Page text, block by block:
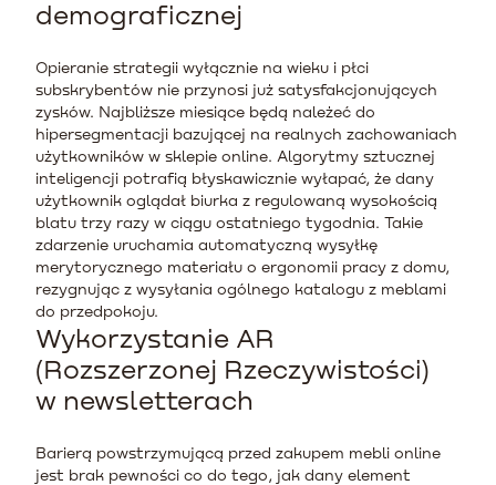
demograficznej
Opieranie strategii wyłącznie na wieku i płci
subskrybentów nie przynosi już satysfakcjonujących
zysków. Najbliższe miesiące będą należeć do
hipersegmentacji bazującej na realnych zachowaniach
użytkowników w sklepie online. Algorytmy sztucznej
inteligencji potrafią błyskawicznie wyłapać, że dany
użytkownik oglądał biurka z regulowaną wysokością
blatu trzy razy w ciągu ostatniego tygodnia. Takie
zdarzenie uruchamia automatyczną wysyłkę
merytorycznego materiału o ergonomii pracy z domu,
rezygnując z wysyłania ogólnego katalogu z meblami
do przedpokoju.
Wykorzystanie AR
(Rozszerzonej Rzeczywistości)
w newsletterach
Barierą powstrzymującą przed zakupem mebli online
jest brak pewności co do tego, jak dany element